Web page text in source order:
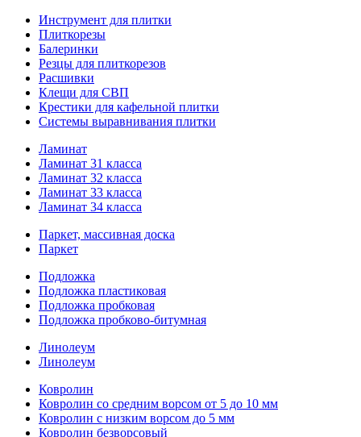
Инструмент для плитки
Плиткорезы
Балеринки
Резцы для плиткорезов
Расшивки
Клещи для СВП
Крестики для кафельной плитки
Системы выравнивания плитки
Ламинат
Ламинат 31 класса
Ламинат 32 класса
Ламинат 33 класса
Ламинат 34 класса
Паркет, массивная доска
Паркет
Подложка
Подложка пластиковая
Подложка пробковая
Подложка пробково-битумная
Линолеум
Линолеум
Ковролин
Ковролин со средним ворсом от 5 до 10 мм
Ковролин с низким ворсом до 5 мм
Ковролин безворсовый